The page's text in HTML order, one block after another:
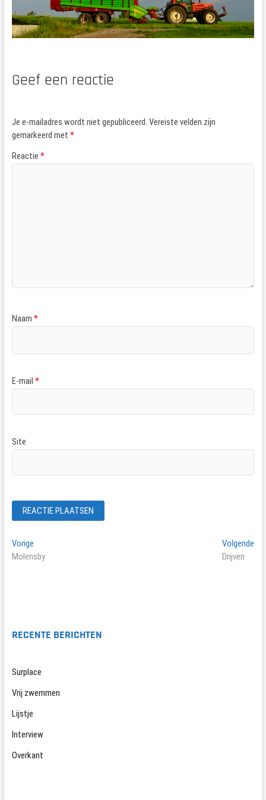
Geef een reactie
Je e-mailadres wordt niet gepubliceerd. Vereiste velden zijn
gemarkeerd met *
Reactie *
Naam *
E-mail *
Site
Bericht
navigatie
VorigeVorig
bericht:
Molensby
Volgende
Drijven
RECENTE BERICHTEN
Surplace
Vrij zwemmen
Lijstje
Interview
Overkant